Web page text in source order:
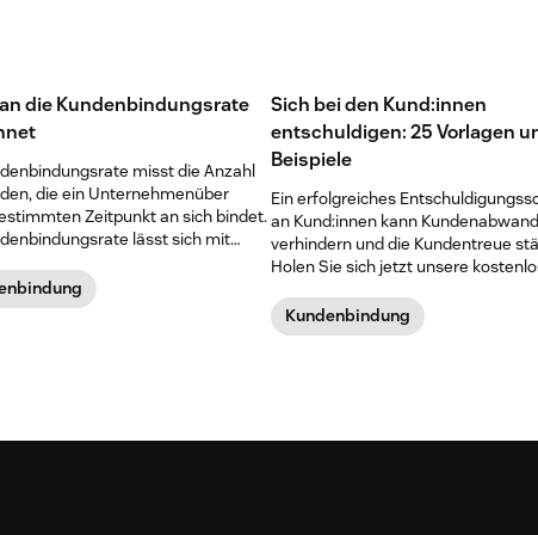
die Kundenbindungsrate
misst die Anzahl
die ein Unternehmenüber
Zeitpunkt an sich bindet.
lässt sich mit
Sich bei den Kund:innen
entschuldigen: 25 Vorlagen
Beispiele
Ein erfolgreiches
an Kund:innen kann
verhindern und die Kundentreue
Holen Sie sich jetzt unsere
Kund:innen.
Kundenbindung